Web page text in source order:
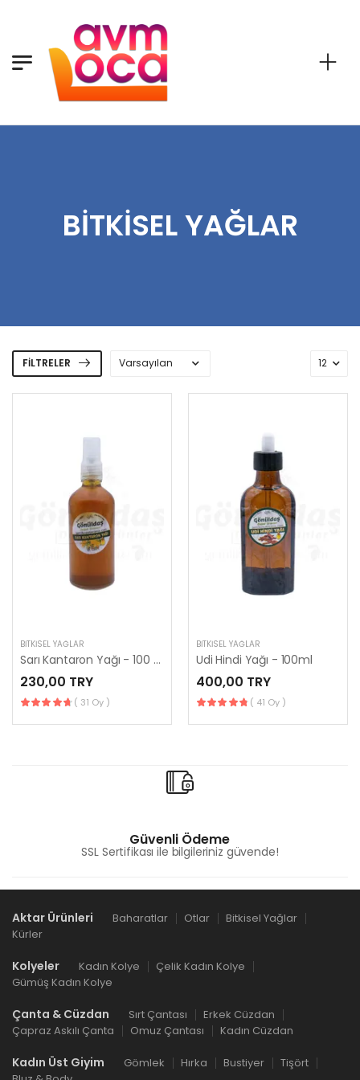
BITKISEL YAĞLAR
FILTRELER
BITKISEL YAĞLAR
Sarı Kantaron Yağı - 100 ml
230,00 TRY
( 31 Oy )
BITKISEL YAĞLAR
Udi Hindi Yağı - 100ml
400,00 TRY
( 41 Oy )
Güvenli Ödeme
SSL Sertifikası ile bilgileriniz güvende!
Aktar Ürünleri Baharatlar Otlar
Bitkisel Yağlar
Kürler
Kolyeler Kadın Kolye
Çelik Kadın Kolye
Gümüş Kadın Kolye
Çanta & Cüzdan Sırt Çantası
Erkek Cüzdan
Çapraz Askılı Çanta
Omuz Çantası Kadın Cüzdan
Kadın Üst Giyim Gömlek Hırka Bustiyer
Tişört